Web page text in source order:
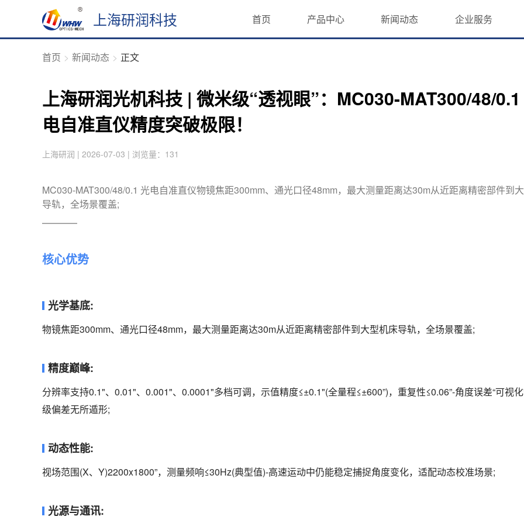
上海研润科技 首页 产品中心 新闻动态 企业服务
首页 新闻动态 正文
上海研润光机科技 | 微米级“透视眼”：MC030-MAT300/48/
电自准直仪精度突破极限！
上海研润 | 2026-07-03 | 浏览量：131
MC030-MAT300/48/0.1 光电自准直仪物镜焦距300mm、通光口径48mm，最大测量距离达30m从近距离精密部件到
导轨，全场景覆盖;
核心优势
光学基底:
物镜焦距300mm、通光口径48mm，最大测量距离达30m从近距离精密部件到大型机床导轨，全场景覆盖;
精度巅峰:
分辨率支持0.1"、0.01"、0.001"、0.0001"多档可调，示值精度≤±0.1"(全量程≤±600”)，重复性≤0.06”-角度误差“可视
级偏差无所遁形;
动态性能:
视场范围(X、Y)2200x1800”，测量频响≤30Hz(典型值)-高速运动中仍能稳定捕捉角度变化，适配动态校准场景;
光源与通讯: